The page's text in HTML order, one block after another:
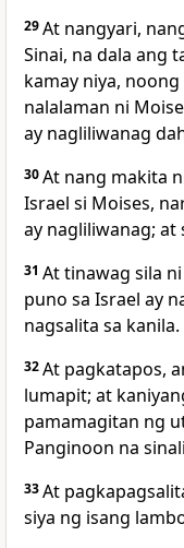
29At nangyari,
Sinai, na dala ang
kamay niya,
nalalaman ni
ay nagliliwanag
30At nang makita
Israel si Moises,
ay nagliliwanag; at
31 At tinawag sila
puno sa Israel ay
nagsalita sa kanila.
32At pagkatapos,
lumapit; at
pamamagitan ng
Panginoon na
33At
siya ng isang